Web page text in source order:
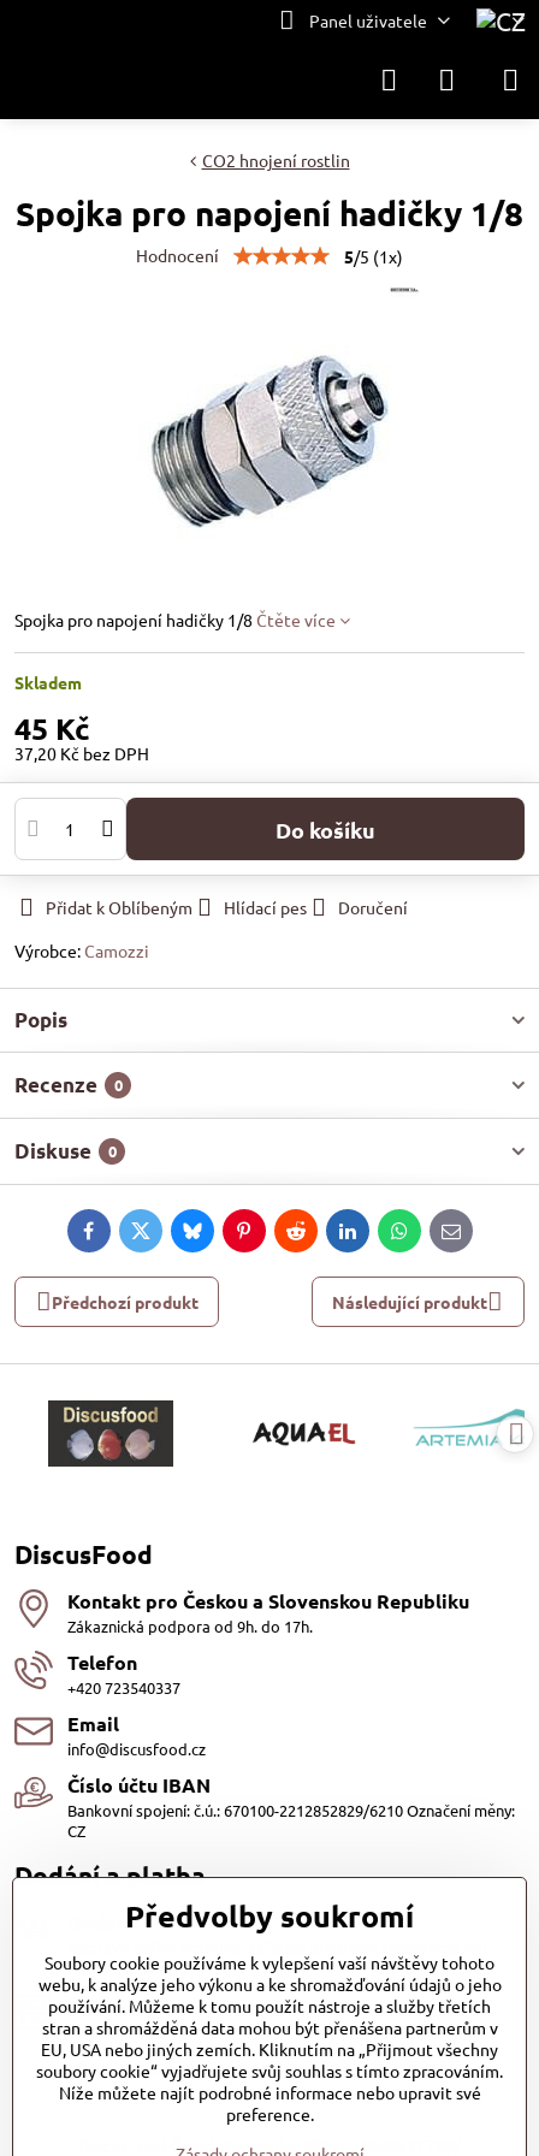
Panel uživatele
CO2 hnojení rostlin
Spojka pro napojení hadičky 1/8
Hodnocení 5/5 (1x)
Spojka pro napojení hadičky 1/8 Čtěte více
Skladem
45 Kč
37,20 Kč bez DPH
Do košíku
Přidat k Oblíbeným Hlídací pes
Doručení
Výrobce:Camozzi
Popis
Recenze 0
Diskuse 0
FacebookTwitterBlueskyPinterestRedditLinkedInWhatsApp
E-
mail
Předchozí produkt Následující produkt
DiscusFood
Kontakt pro Českou a Slovenskou Republiku
Zákaznická podpora od 9h. do 17h.
Telefon
+420 723540337
Email
info@discusfood.cz
Číslo účtu IBAN
Bankovní spojení: č.ú.: 670100-2212852829/6210 Označení měny:
CZ
Dodání a platba
Dodání
s.r.o. a Zásilkovna
Platby
Dobírkou (25,- Kč)
Bankovním převodem (zdarma)
Platba kartou (Zdarma)PayPal (Zdarma)
Při převzetí hotově nebo kartou (Zdarma)
DiscusFood-Česká-Republika-1025231930837700/
Předvolby soukromí
Soubory cookie používáme k vylepšení vaší návštěvy tohoto
webu, k analýze jeho výkonu a ke shromažďování údajů o jeho
používání. Můžeme k tomu použít nástroje a služby třetích
stran a shromážděná data mohou být přenášena partnerům v
EU, USA nebo jiných zemích. Kliknutím na „Přijmout všechny
soubory cookie“ vyjadřujete svůj souhlas s tímto zpracováním.
Níže můžete najít podrobné informace nebo upravit své
preference.